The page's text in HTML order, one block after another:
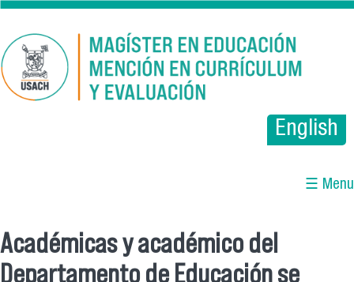
Pasar al contenido principal
English
☰ Menu
Se encuentra usted aquí
Académicas y académico del
Departamento de Educación se